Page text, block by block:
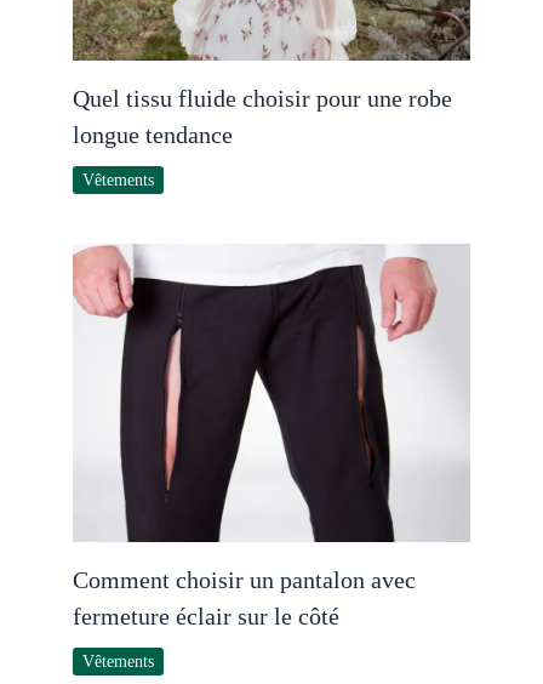
Quel tissu fluide choisir pour une robe
longue tendance
Vêtements
Comment choisir un pantalon avec
fermeture éclair sur le côté
Vêtements